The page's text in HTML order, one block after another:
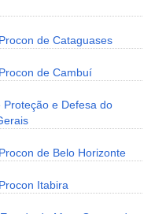
de Cataguases
de Cambuí
e Defesa do
de Belo Horizonte
Itabira